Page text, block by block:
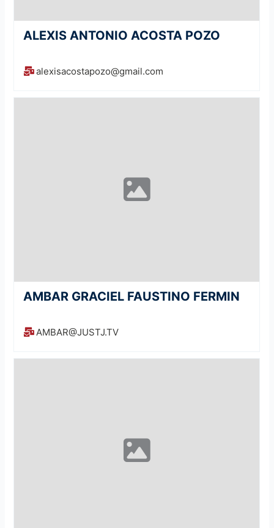
ALEXIS ANTONIO ACOSTA POZO
alexisacostapozo@gmail.com
AMBAR GRACIEL FAUSTINO FERMIN
AMBAR@JUSTJ.TV